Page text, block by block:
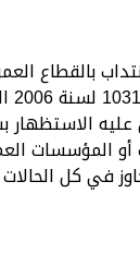
بالقطاع
أو المؤسسات